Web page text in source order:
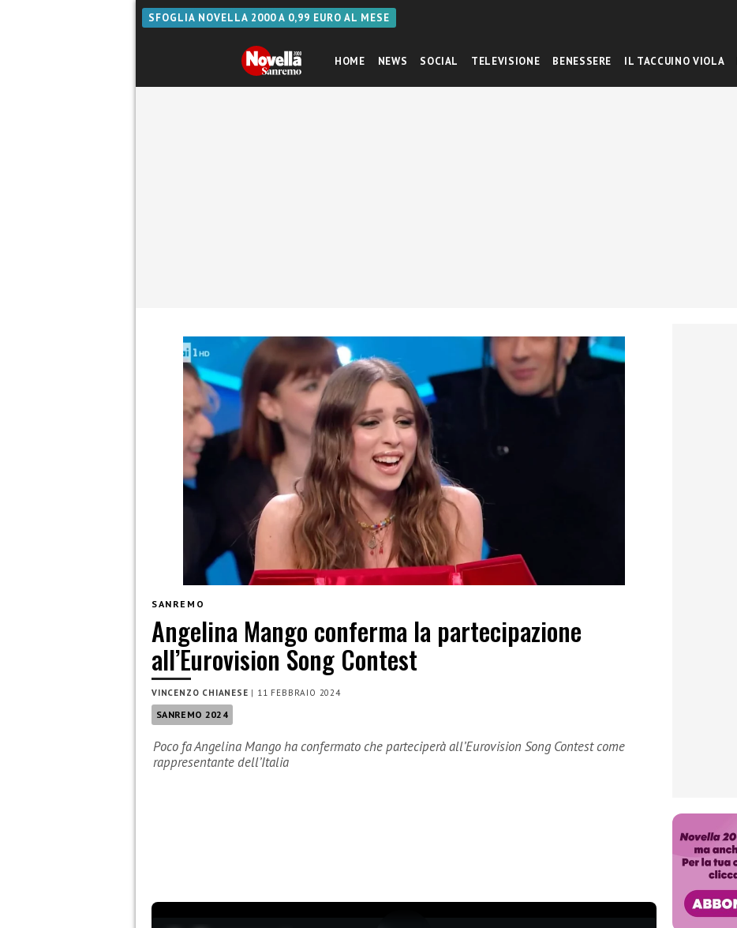
SFOGLIA NOVELLA 2000 A 0,99 EURO AL MESE
HOME NEWS SOCIAL TELEVISIONE BENESSERE IL TACCUINO VIOLA
SANREMO
Angelina Mango conferma la partecipazione
all’Eurovision Song Contest
VINCENZO CHIANESE | 11 FEBBRAIO 2024
SANREMO 2024
Poco fa Angelina Mango ha confermato che parteciperà all’Eurovision Song Contest come
rappresentante dell’Italia